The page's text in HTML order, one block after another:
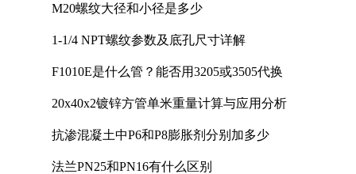
M20螺纹大径和小径是多少
1-1/4 NPT螺纹参数及底孔尺寸详解
F1010E是什么管？能否用3205或3505代换
20x40x2镀锌方管单米重量计算与应用分析
抗渗混凝土中P6和P8膨胀剂分别加多少
法兰PN25和PN16有什么区别